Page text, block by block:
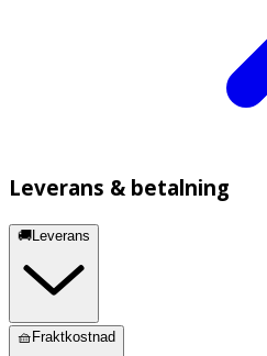
Leverans & betalning
🚚Leverans
🧺Fraktkostnad